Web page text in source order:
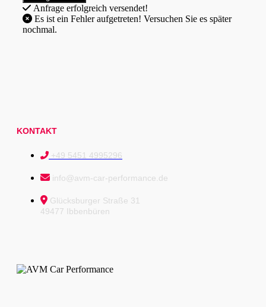
Anfrage erfolgreich versendet!
nochmal.
KONTAKT
+49 5451 4995296
info@avm-car-performance.de
Glücksburger Straße 31
49477 Ibbenbüren